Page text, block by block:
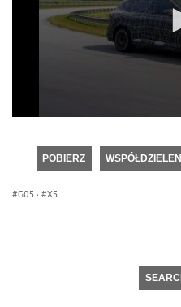
seconds
POBIERZ
G05 · X5